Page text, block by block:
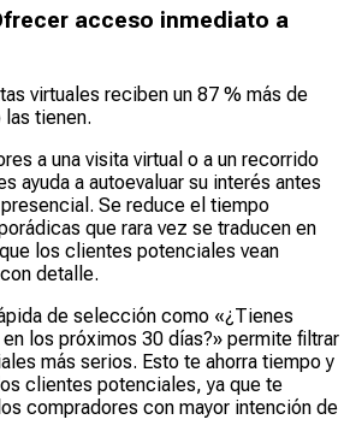
acceso inmediato a
virtuales reciben un 87 % más de
tienen.
a una visita virtual o a un recorrido
ayuda a autoevaluar su interés antes
Se reduce el tiempo
que rara vez se traducen en
los clientes potenciales vean
detalle.
de selección como «¿Tienes
los próximos 30 días?» permite filtrar
más serios. Esto te ahorra tiempo y
clientes potenciales, ya que te
compradores con mayor intención de